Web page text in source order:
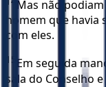
Mas não
homem que havia
com eles.
15 Em seguida
sala do Conselho